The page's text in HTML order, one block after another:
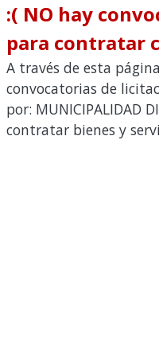
:( NO hay
para contratar
A través de esta
convocatorias de
por: MUNICIPALIDAD
contratar bienes y